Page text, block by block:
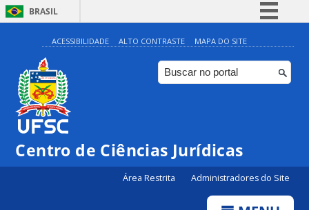
BRASIL
Simplifique!
Comunica BR
Participe
Canais
ACESSIBILIDADE ALTO CONTRASTE MAPA DO SITE
Centro de Ciências Jurídicas
Área Restrita Administradores do Site